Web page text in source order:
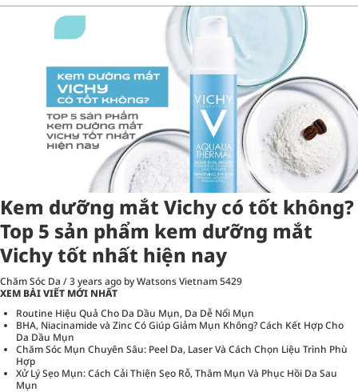
Kem dưỡng mắt Vichy có tốt không?
Top 5 sản phẩm kem dưỡng mắt
Vichy tốt nhất hiện nay
Chăm Sóc Da /3 years ago by Watsons Vietnam5429
XEM BÀI VIẾT MỚI NHẤT
Routine Hiệu Quả Cho Da Dầu Mụn, Da Dễ Nổi Mụn
BHA, Niacinamide và Zinc Có Giúp Giảm Mụn Không? Cách Kết Hợp Cho
Da Dầu Mụn
Chăm Sóc Mụn Chuyên Sâu: Peel Da, Laser Và Cách Chọn Liệu Trình Phù
Hợp
Xử Lý Sẹo Mụn: Cách Cải Thiện Sẹo Rỗ, Thâm Mụn Và Phục Hồi Da Sau
Mụn